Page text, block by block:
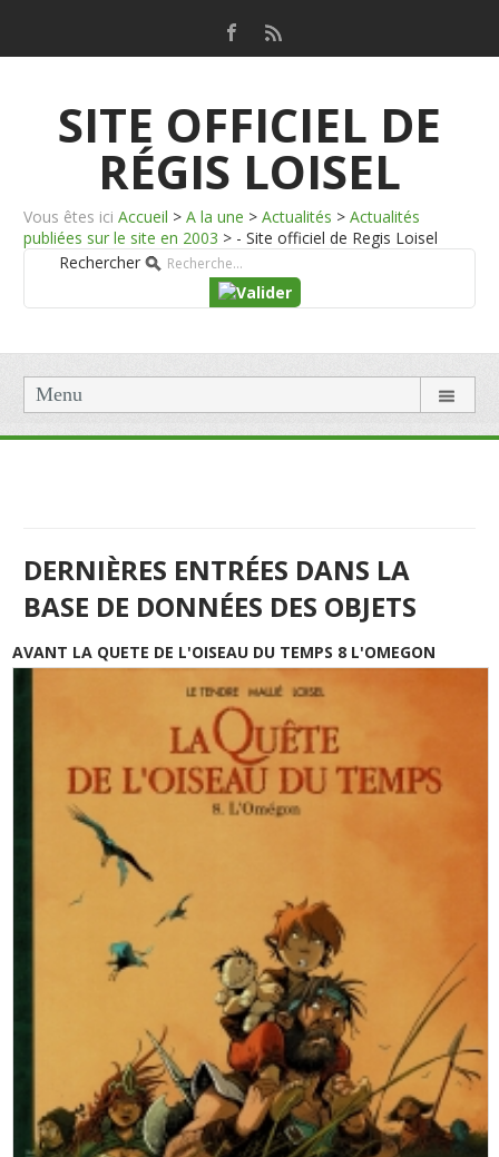
SITE OFFICIEL DE
RÉGIS LOISEL
Vous êtes ici Accueil > A la une > Actualités > Actualités
publiées sur le site en 2003 > - Site officiel de Regis Loisel
Rechercher
Menu
DERNIÈRES ENTRÉES DANS LA
BASE DE DONNÉES DES OBJETS
AVANT LA QUETE DE L'OISEAU DU TEMPS 8 L'OMEGON